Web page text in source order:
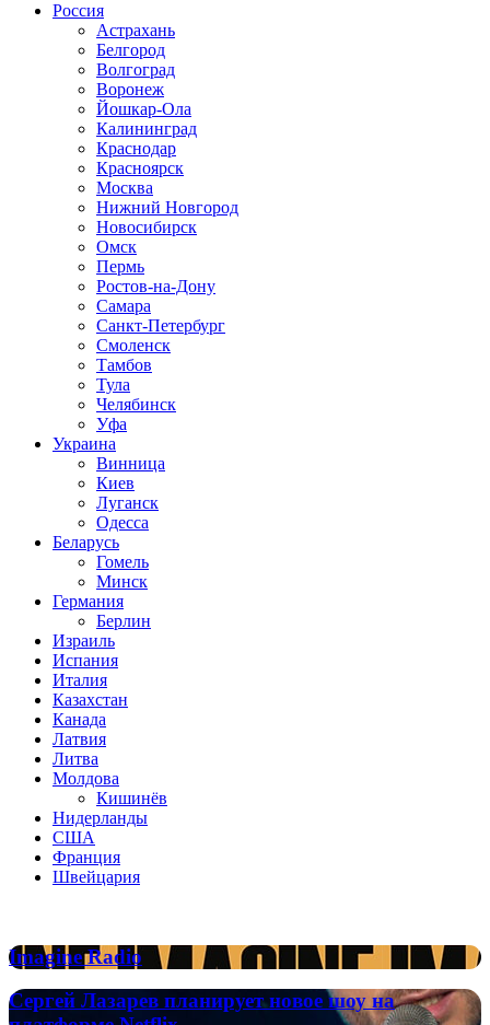
Россия
Астрахань
Белгород
Волгоград
Воронеж
Йошкар-Ола
Калининград
Краснодар
Красноярск
Москва
Нижний Новгород
Новосибирск
Омск
Пермь
Ростов-на-Дону
Самара
Санкт-Петербург
Смоленск
Тамбов
Тула
Челябинск
Уфа
Украина
Винница
Киев
Луганск
Одесса
Беларусь
Гомель
Минск
Германия
Берлин
Израиль
Испания
Италия
Казахстан
Канада
Латвия
Литва
Молдова
Кишинёв
Нидерланды
США
Франция
Швейцария
Imagine
Radio
Imagine Radio
Сергей
Лазарев
Сергей Лазарев планирует новое шоу на